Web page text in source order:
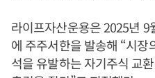
라이프자산운용은 2025년 9
에 주주서한을 발송해 “시장
석을 유발하는 자기주식 교